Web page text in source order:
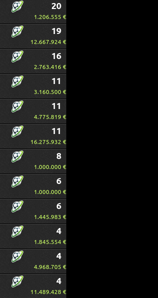
20
1.206.555 €
19
12.667.924 €
16
2.763.416 €
11
3.160.500 €
11
4.775.819 €
11
16.275.932 €
8
1.000.000 €
6
1.000.000 €
6
1.445.983 €
4
1.845.554 €
4
4.968.705 €
4
11.489.428 €